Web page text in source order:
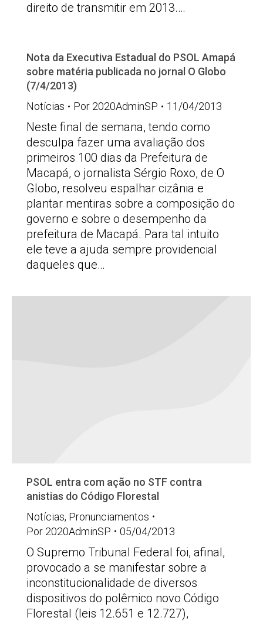
direito de transmitir em 2013.…
Nota da Executiva Estadual do PSOL Amapá
sobre matéria publicada no jornal O Globo
(7/4/2013)
Notícias
Por 2020AdminSP 11/04/2013
Neste final de semana, tendo como
desculpa fazer uma avaliação dos
primeiros 100 dias da Prefeitura de
Macapá, o jornalista Sérgio Roxo, de O
Globo, resolveu espalhar cizânia e
plantar mentiras sobre a composição do
governo e sobre o desempenho da
prefeitura de Macapá. Para tal intuito
ele teve a ajuda sempre providencial
daqueles que…
PSOL entra com ação no STF contra
anistias do Código Florestal
Notícias, Pronunciamentos
Por 2020AdminSP 05/04/2013
O Supremo Tribunal Federal foi, afinal,
provocado a se manifestar sobre a
inconstitucionalidade de diversos
dispositivos do polêmico novo Código
Florestal (leis 12.651 e 12.727),